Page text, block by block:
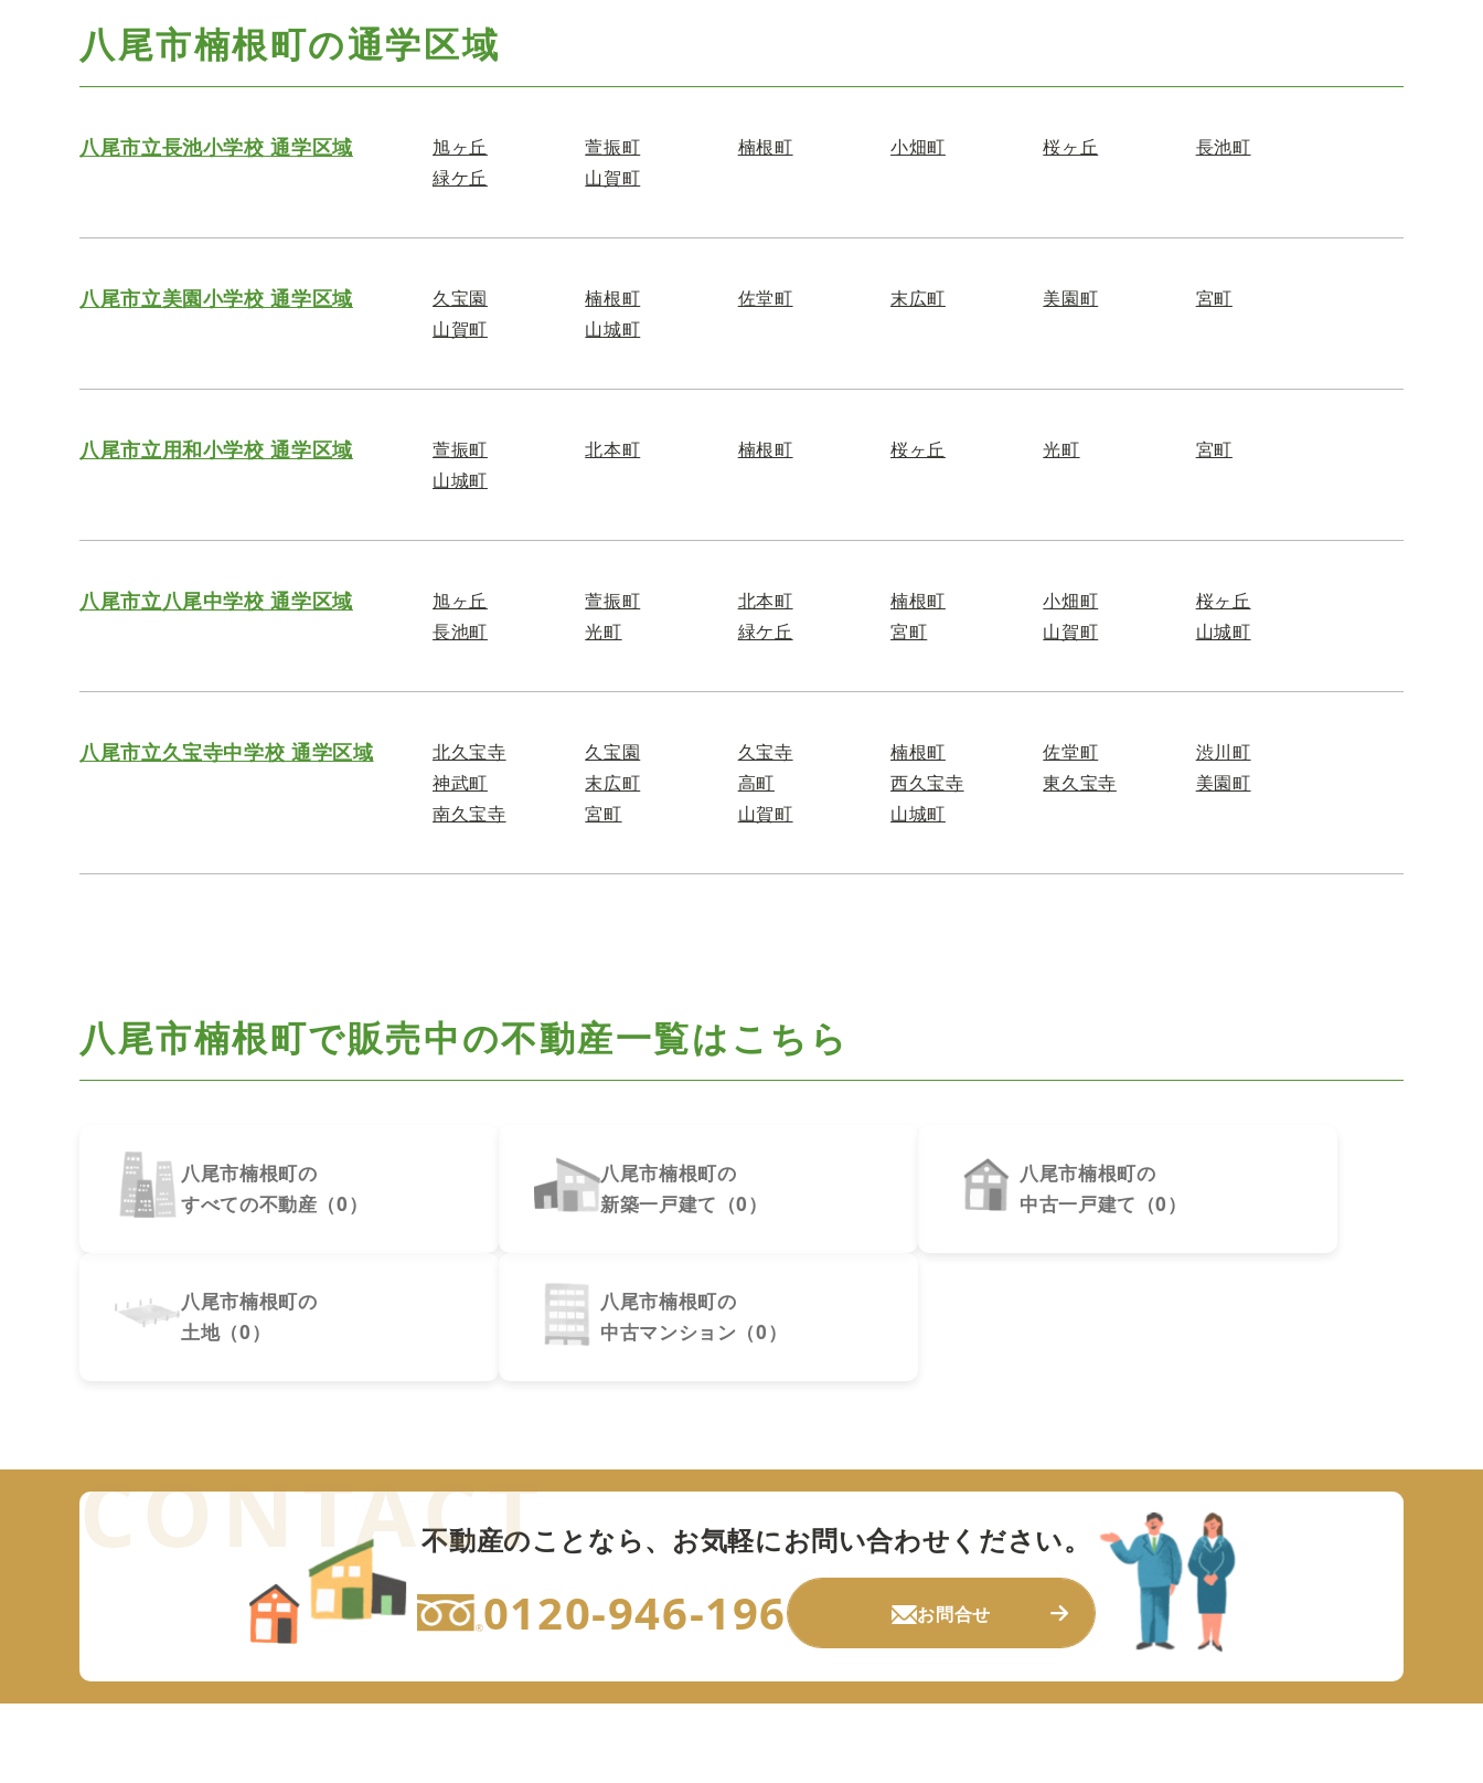
八尾市楠根町の通学区域
八尾市立長池小学校 通学区域 旭ヶ丘 萱振町 楠根町 小畑町 桜ヶ丘
長池町
緑ケ丘
山賀町
八尾市立美園小学校 通学区域 久宝園 楠根町 佐堂町 末広町 美園町
宮町
山賀町
山城町
八尾市立用和小学校 通学区域 萱振町 北本町 楠根町 桜ヶ丘 光町
宮町
山城町
八尾市立八尾中学校 通学区域 旭ヶ丘 萱振町 北本町 楠根町 小畑町
桜ヶ丘
長池町
光町 緑ケ丘 宮町 山賀町 山城町
八尾市立久宝寺中学校 通学区域 北久宝寺 久宝園 久宝寺 楠根町 佐堂町
渋川町
神武町
末広町 高町 西久宝寺 東久宝寺
美園町
南久宝寺
宮町 山賀町 山城町
八尾市楠根町で販売中の不動産一覧はこちら
八尾市楠根町の
すべての不動産（0）
八尾市楠根町の
新築一戸建て（0）
八尾市楠根町の
中古一戸建て（0）
八尾市楠根町の
土地（0）
八尾市楠根町の
中古マンション（0）
不動産のことなら、 お気軽にお問い合わせください。
0120-946-196 お問合せ